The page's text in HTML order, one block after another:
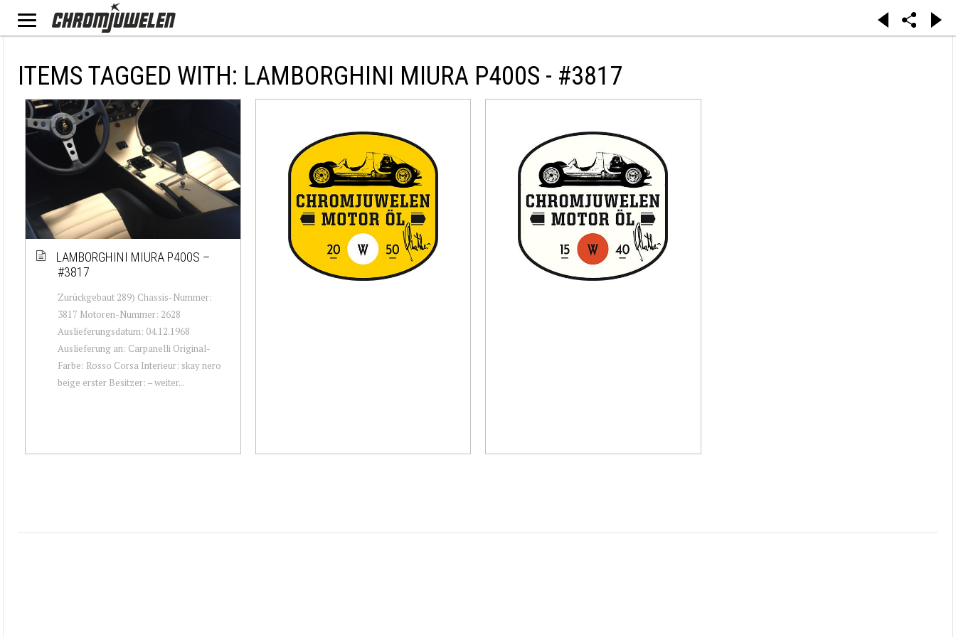
ITEMS TAGGED WITH: LAMBORGHINI MIURA P400S - #3817
LAMBORGHINI MIURA P400S –
#3817
Zurückgebaut 289) Chassis-Nummer:
3817 Motoren-Nummer: 2628
Auslieferungsdatum: 04.12.1968
Auslieferung an: Carpanelli Original-
Farbe: Rosso Corsa Interieur: skay nero
beige erster Besitzer: – weiter...